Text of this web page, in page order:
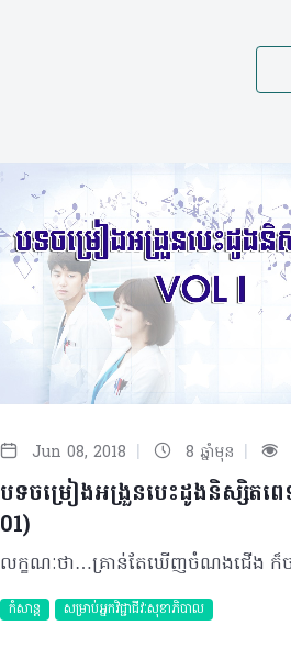
Jun 08, 2018 | 8 ឆ្នាំមុន |
បទចម្រៀងអង្រួនបេះដូងនិស្សិតព
01)
កំសាន្ត សម្រាប់អ្នកវិជ្ជាជីវៈសុខាភិបាល